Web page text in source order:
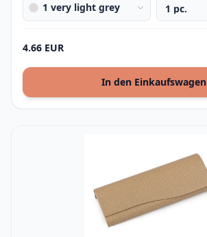
1 very light grey
4.66 EUR
In den Einkaufswagen